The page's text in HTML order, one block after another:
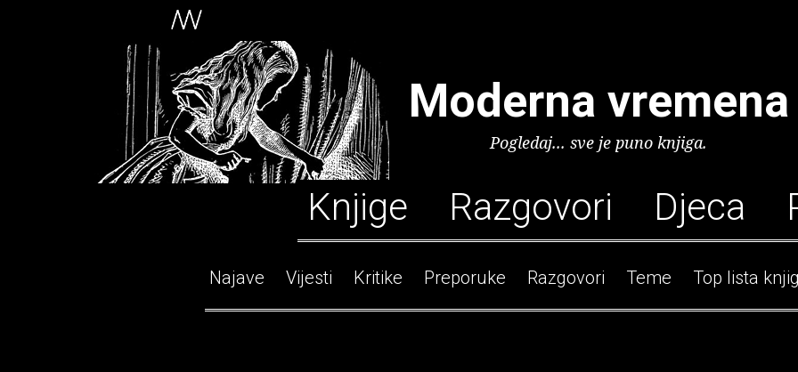
Moderna vremena
Pogledaj... sve je puno knjiga.
Knjige Razgovori Djeca
Najave Vijesti Kritike Preporuke Razgovori Teme Top lista